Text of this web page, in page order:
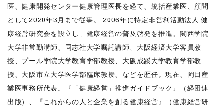
医、健康開発センター健康管理医長を経て、統括産業医、顧問
として2020年3月まで従事。 2006年に特定非営利活動法人 健
康経営研究会を設立し、健康経営の普及啓発を推進。関西学院
大学非常勤講師、同志社大学嘱託講師、大阪経済大学客員教
授、プール学院大学教育学部教授、大阪成蹊大学教育学部教
授、大阪市立大学医学部臨床教授、などを歴任。現在、岡田産
業医事務所代表。『「健康経営」推進ガイドブック』（経団連
出版）、『これからの人と企業を創る健康経営』（健康経営研